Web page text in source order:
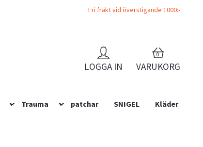
Fri frakt vid överstigande 1000:-
LOGGA IN
0
VARUKORG
Trauma patchar SNIGEL
Kläder